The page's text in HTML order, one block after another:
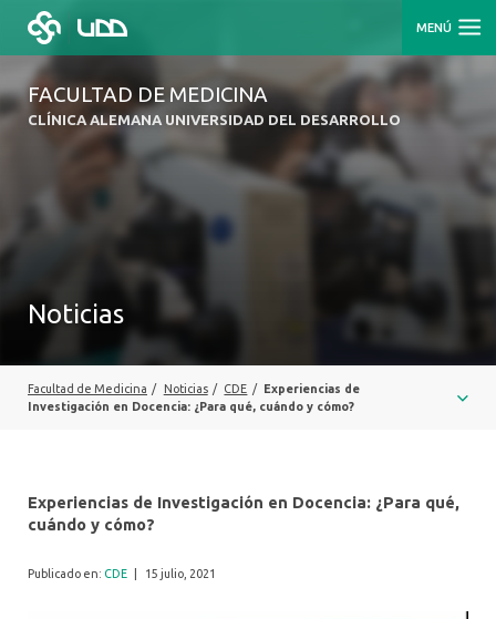
MENÚ
FACULTAD DE MEDICINA
CLÍNICA ALEMANA UNIVERSIDAD DEL DESARROLLO
Noticias
Facultad de Medicina / Noticias / CDE /
Experiencias de
Investigación en Docencia: ¿Para qué, cuándo y cómo?
Experiencias de Investigación en Docencia: ¿Para qué,
cuándo y cómo?
Publicado en: CDE 15 julio, 2021